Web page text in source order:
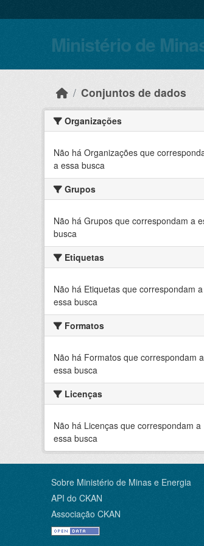
Ministério de
Conjuntos de dados
Organizações
Não há Organizações que
a essa busca
Grupos
Não há Grupos que correspondam a
busca
Etiquetas
Não há Etiquetas que correspondam a
essa busca
Formatos
Não há Formatos que correspondam a
essa busca
Licenças
Não há Licenças que correspondam a
essa busca
Sobre Ministério de Minas e Energia
API do CKAN
Associação CKAN